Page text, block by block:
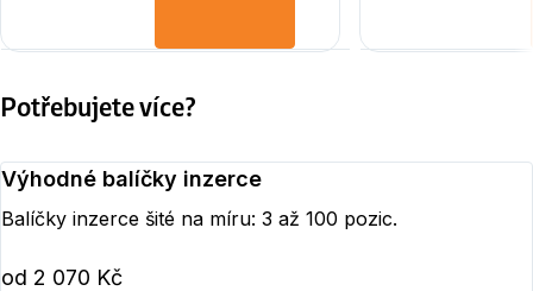
Potřebujete více?
Výhodné balíčky inzerce
Balíčky inzerce šité na míru: 3 až 100 pozic.
od 2 070 Kč